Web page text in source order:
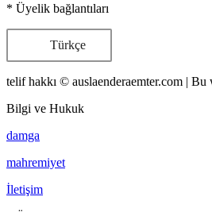
* Üyelik bağlantıları
Türkçe
telif hakkı © auslaenderaemter.com |
Bilgi ve Hukuk
damga
mahremiyet
İletişim